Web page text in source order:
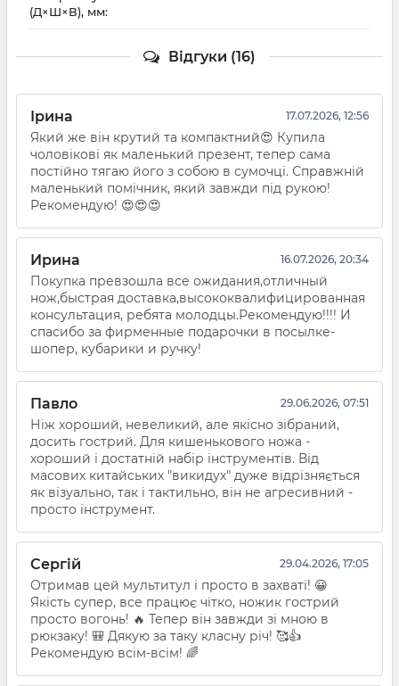
(Д×Ш×В), мм:
Відгуки (16)
Ірина 17.07.2026, 12:56
Який же він крутий та компактний😍 Купила
чоловікові як маленький презент, тепер сама
постійно тягаю його з собою в сумочці. Справжній
маленький помічник, який завжди під рукою!
Рекомендую! 😍😍😍
Ирина 16.07.2026, 20:34
Покупка превзошла все ожидания,отличный
нож,быстрая доставка,высококвалифицированная
консультация, ребята молодцы.Рекомендую!!!! И
спасибо за фирменные подарочки в посылке-
шопер, кубарики и ручку!
Павло 29.06.2026, 07:51
Ніж хороший, невеликий, але якісно зібраний,
досить гострий. Для кишенькового ножа -
хороший і достатній набір інструментів. Від
масових китайських "викидух" дуже відрізняється
як візуально, так і тактильно, він не агресивний -
просто інструмент.
Сергій 29.04.2026, 17:05
Отримав цей мультитул і просто в захваті! 😀
Якість супер, все працює чітко, ножик гострий
просто вогонь! 🔥 Тепер він завжди зі мною в
рюкзаку! 🎒 Дякую за таку класну річ! 🥰👍
Рекомендую всім-всім! 🌈